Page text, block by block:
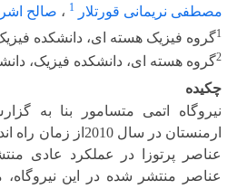
مصطفی نریمانی قورتلار
1 ، صالح
1گروه فیزیک هسته ای، دانشکده
2گروه هسته ای، دانشکده فیزیک،
چکیده
نیروگاه اتمی متسامور بنا به
ارمنستان در سال
عناصر پرتوزا در عملکرد عادی